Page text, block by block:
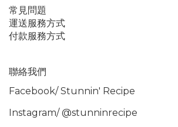
常見問題
運送服務方式
付款服務方式
聯絡我們
Facebook/Stunnin' Recipe
Instagram/@stunninrecipe